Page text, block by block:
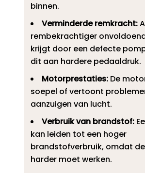
binnen.​
Verminderde remkracht:
rembekrachtiger
krijgt door een defecte
dit aan hardere pedaaldruk.​
Motorprestaties:De
soepel of vertoont
aanzuigen van lucht.​
Verbruik van brandstof:
kan leiden tot een hoger
brandstofverbruik, omdat
harder moet werken.​